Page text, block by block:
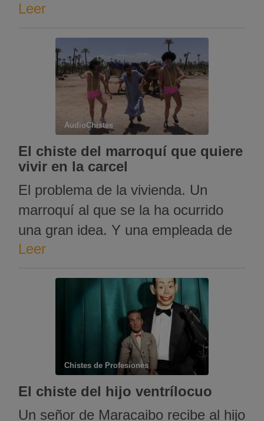
edad. Durante la celebración
madrina que les dijo: – Como
premio por haber tenido un
matrimonio ejemplar durante 25
años, les concedo a cada uno …
Leer
AudioChistes
El chiste del marroquí que quiere
vivir en la carcel
El problema de la vivienda. Un
marroquí al que se la ha ocurrido
una gran idea. Y una empleada de
la administración pública con mucha
ESCUCHAR EL CHISTE
Leer
Chistes de Profesiones
El chiste del hijo ventrílocuo
Un señor de Maracaibo recibe al hijo